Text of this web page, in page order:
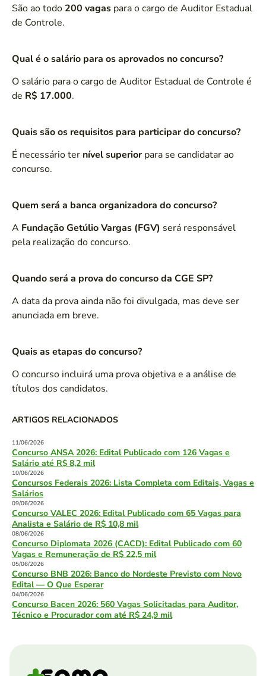
São ao todo 200 vagas para o cargo de Auditor Estadual
de Controle.
Qual é o salário para os aprovados no concurso?
O salário para o cargo de Auditor Estadual de Controle é
de R$ 17.000.
Quais são os requisitos para participar do concurso?
É necessário ter nível superiorpara se candidatar ao
concurso.
Quem será a banca organizadora do concurso?
A Fundação Getúlio Vargas (FGV) será responsável
pela realização do concurso.
Quando será a prova do concurso da CGE SP?
A data da prova ainda não foi divulgada, mas deve ser
anunciada em breve.
Quais as etapas do concurso?
O concurso incluirá uma prova objetiva e a análise de
títulos dos candidatos.
ARTIGOS RELACIONADOS
11/06/2026
Concurso ANSA 2026: Edital Publicado com 126 Vagas e
Salário até R$ 8,2 mil
10/06/2026
Concursos Federais 2026: Lista Completa com Editais, Vagas e
Salários
09/06/2026
Concurso VALEC 2026: Edital Publicado com 65 Vagas para
Analista e Salário de R$ 10,8 mil
08/06/2026
Concurso Diplomata 2026 (CACD): Edital Publicado com 60
Vagas e Remuneração de R$ 22,5 mil
05/06/2026
Concurso BNB 2026: Banco do Nordeste Previsto com Novo
Edital — O Que Esperar
04/06/2026
Concurso Bacen 2026: 560 Vagas Solicitadas para Auditor,
Técnico e Procurador com até R$ 24,9 mil